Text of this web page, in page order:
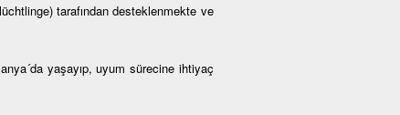
tarafından desteklenmekte ve
yaşayıp, uyum sürecine ihtiyaç